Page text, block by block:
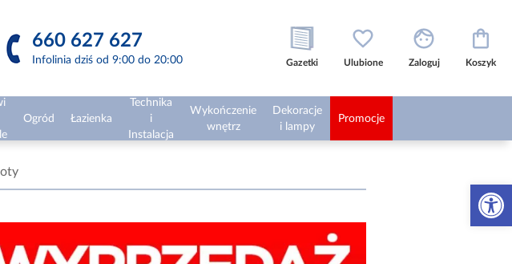
Otwórz
660 627 627
Infolinia dziś od 9:00 do 20:00 Gazetki Ulubione Zaloguj Koszyk
Ogród Łazienka
Technika
i
Instalacja
Wykończenie
wnętrz
Dekoracje
i lampy
Promocje